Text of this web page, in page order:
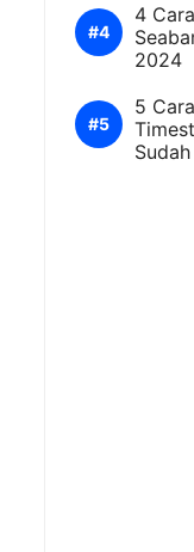
4
2024
5